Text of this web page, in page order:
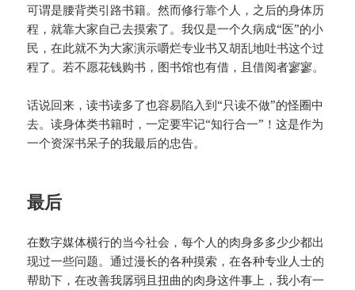
可谓是腰背类引路书籍。然而修行靠个人，之后的身体历
程，就靠大家自己去摸索了。我仅是一个久病成“医”的小
民，在此就不为大家演示嚼烂专业书又胡乱地吐书这个过
程了。若不愿花钱购书，图书馆也有借，且借阅者寥寥。
话说回来，读书读多了也容易陷入到“只读不做”的怪圈中
去。读身体类书籍时，一定要牢记“知行合一”！这是作为
一个资深书呆子的我最后的忠告。
最后
在数字媒体横行的当今社会，每个人的肉身多多少少都出
现过一些问题。通过漫长的各种摸索，在各种专业人士的
帮助下，在改善我孱弱且扭曲的肉身这件事上，我小有一